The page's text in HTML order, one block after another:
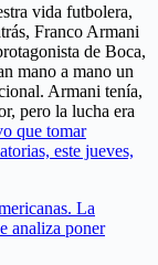
vida futbolera,
Franco Armani
de Boca,
mano a mano un
Armani tenía,
pero la lucha era
que tomar
este jueves,
La
analiza poner